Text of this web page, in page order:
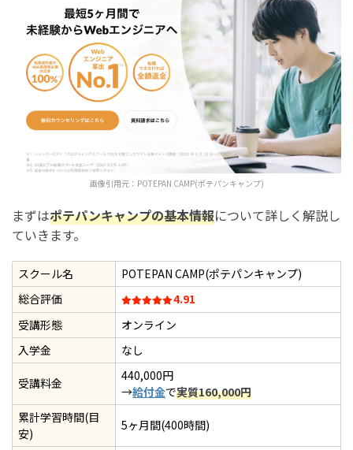
ポテパンキャンプに向いている人の特徴
ポテパンキャンプに向いていない人の特徴
プログラミング学習が不安な時は
ポテパンキャンプと他のプログラミングスクールを比較
ポテパンキャンプを受講する上での注意点
注意点① ポテパンキャンプの年齢制限
注意点② ポテパンキャンプの分割払い
注意点③ ポテパンキャンプの延長対応
まとめ：ポテパンキャンプの評判・口コミ【料金や注意
点を詳しく解説】
画像引用元： POTEPAN CAMP(ポテパンキャンプ)
まずはポテパンキャンプの基本情報について詳しく解説し
ていきます。
スクール名
POTEPAN CAMP(ポテパンキャンプ)
総合評価
4.91
受講形態
オンライン
入学金
なし
受講料金
440,000円
→給付金で実質160,000円
累計学習時間(目
安)
5ヶ月間(400時間)